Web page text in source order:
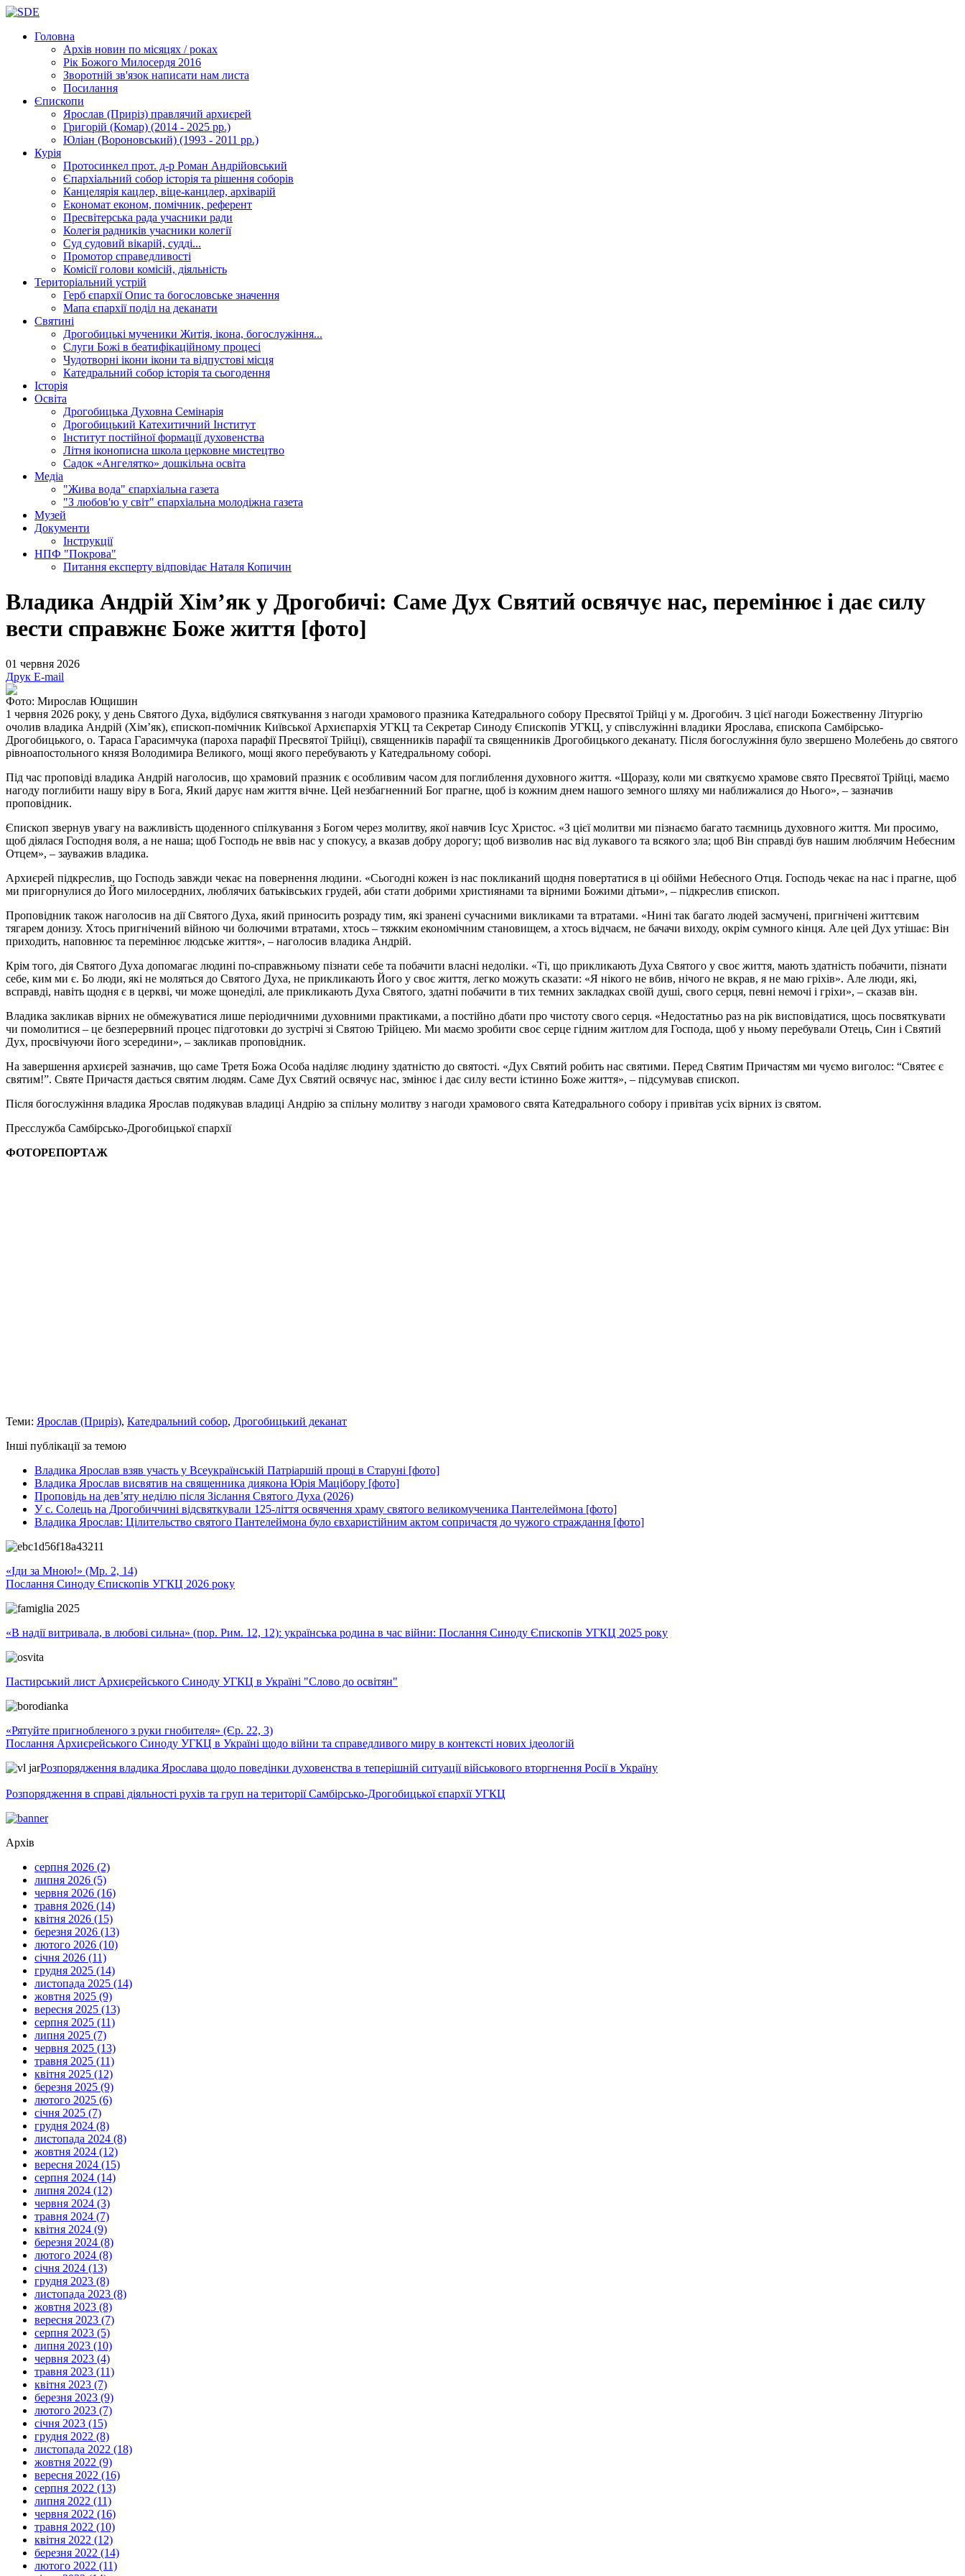
Головна
Архів новин по місяцях / роках
Рік Божого Милосердя 2016
Зворотній зв'язок написати нам листа
Посилання
Єпископи
Ярослав (Приріз) правлячий архиєрей
Григорій (Комар) (2014 - 2025 рр.)
Юліан (Вороновський) (1993 - 2011 рр.)
Курія
Протосинкел прот. д-р Роман Андрійовський
Єпархіальний собор історія та рішення соборів
Канцелярія кацлер, віце-канцлер, архіварій
Економат економ, помічник, референт
Пресвітерська рада учасники ради
Колегія радників учасники колегії
Суд судовий вікарій, судді...
Промотор справедливості
Комісіїголови комісій, діяльність
Територіальний устрій
Герб єпархіїОпис та богословське значення
Мапа єпархіїподіл на деканати
Святині
Дрогобицькі мученики Житія, ікона, богослужіння...
Слуги Божі в беатифікаційному процесі
Чудотворні ікони ікони та відпустові місця
Катедральний собор історія та сьогодення
Історія
Освіта
Дрогобицька Духовна Семінарія
Дрогобицький Катехитичний Інститут
Інститут постійної формації духовенства
Літня іконописна школа церковне мистецтво
Садок «Ангелятко» дошкільна освіта
Медіа
"Жива вода" єпархіальна газета
"З любов'ю у світ" єпархіальна молодіжна газета
Музей
Документи
Інструкції
НПФ "Покрова"
Питання експерту відповідає Наталя Копичин
Владика Андрій Хім’як у Дрогобичі: Саме Дух Святий освячує нас, перемінює і дає силу
вести справжнє Боже життя [фото]
01 червня 2026
Друк E-mail
Фото: Мирослав Ющишин
1 червня 2026 року, у день Святого Духа, відбулися святкування з нагоди храмового празника Катедрального собору Пресвятої Трійці у м. Дрогобич. З цієї нагоди Божественну Літургію
очолив владика Андрій (Хім’як), єпископ-помічник Київської Архиєпархія УГКЦ та Секретар Синоду Єпископів УГКЦ, у співслужінні владики Ярослава, єпископа Самбірсько-
Дрогобицького, о. Тараса Гарасимчука (пароха парафії Пресвятої Трійці), священників парафії та священників Дрогобицького деканату. Після богослужіння було звершено Молебень до святого
рівноапостольного князя Володимира Великого, мощі якого перебувають у Катедральному соборі.
Під час проповіді владика Андрій наголосив, що храмовий празник є особливим часом для поглиблення духовного життя. «Щоразу, коли ми святкуємо храмове свято Пресвятої Трійці, маємо
нагоду поглибити нашу віру в Бога, Який дарує нам життя вічне. Цей незбагненний Бог прагне, щоб із кожним днем нашого земного шляху ми наближалися до Нього», – зазначив
проповідник.
Єпископ звернув увагу на важливість щоденного спілкування з Богом через молитву, якої навчив Ісус Христос. «З цієї молитви ми пізнаємо багато таємниць духовного життя. Ми просимо,
щоб діялася Господня воля, а не наша; щоб Господь не ввів нас у спокусу, а вказав добру дорогу; щоб визволив нас від лукавого та всякого зла; щоб Він справді був нашим люблячим Небесним
Отцем», – зауважив владика.
Архиєрей підкреслив, що Господь завжди чекає на повернення людини. «Сьогодні кожен із нас покликаний щодня повертатися в ці обійми Небесного Отця. Господь чекає на нас і прагне, щоб
ми пригорнулися до Його милосердних, люблячих батьківських грудей, аби стати добрими християнами та вірними Божими дітьми», – підкреслив єпископ.
Проповідник також наголосив на дії Святого Духа, який приносить розраду тим, які зранені сучасними викликами та втратами. «Нині так багато людей засмучені, пригнічені життєвим
тягарем донизу. Хтось пригнічений війною чи болючими втратами, хтось – тяжким економічним становищем, а хтось відчаєм, не бачачи виходу, окрім сумного кінця. Але цей Дух утішає: Він
приходить, наповнює та перемінює людське життя», – наголосив владика Андрій.
Крім того, дія Святого Духа допомагає людині по-справжньому пізнати себе та побачити власні недоліки. «Ті, що прикликають Духа Святого у своє життя, мають здатність побачити, пізнати
себе, ким ми є. Бо люди, які не моляться до Святого Духа, не прикликають Його у своє життя, легко можуть сказати: «Я нікого не вбив, нічого не вкрав, я не маю гріхів». Але люди, які,
всправді, навіть щодня є в церкві, чи може щонеділі, але прикликають Духа Святого, здатні побачити в тих темних закладках своїй душі, свого серця, певні немочі і гріхи», – сказав він.
Владика закликав вірних не обмежуватися лише періодичними духовними практиками, а постійно дбати про чистоту свого серця. «Недостатньо раз на рік висповідатися, щось посвяткувати
чи помолитися – це безперервний процес підготовки до зустрічі зі Святою Трійцею. Ми маємо зробити своє серце гідним житлом для Господа, щоб у ньому перебували Отець, Син і Святий
Дух, просвічуючи його зсередини», – закликав проповідник.
На завершення архиєрей зазначив, що саме Третя Божа Особа наділяє людину здатністю до святості. «Дух Святий робить нас святими. Перед Святим Причастям ми чуємо виголос: “Святеє є
святим!”. Святе Причастя дається святим людям. Саме Дух Святий освячує нас, змінює і дає силу вести істинно Боже життя», – підсумував єпископ.
Після богослужіння владика Ярослав подякував владиці Андрію за спільну молитву з нагоди храмового свята Катедрального собору і привітав усіх вірних із святом.
Пресслужба Самбірсько-Дрогобицької єпархії
ФОТОРЕПОРТАЖ
Теми: Ярослав (Приріз), Катедральний собор, Дрогобицький деканат
Інші публікації за темою
Владика Ярослав взяв участь у Всеукраїнській Патріаршій прощі в Старуні [фото]
Владика Ярослав висвятив на священника диякона Юрія Мацібору [фото]
Проповідь на дев’яту неділю після Зіслання Святого Духа (2026)
У с. Солець на Дрогобиччині відсвяткували 125-ліття освячення храму святого великомученика Пантелеймона [фото]
Владика Ярослав: Цілительство святого Пантелеймона було євхаристійним актом сопричастя до чужого страждання [фото]
«Іди за Мною!» (Мр. 2, 14)
Послання Синоду Єпископів УГКЦ 2026 року
«В надії витривала, в любові сильна» (пор. Рим. 12, 12): українська родина в час війни: Послання Синоду Єпископів УГКЦ 2025 року
Пастирський лист Архиєрейського Синоду УГКЦ в Україні "Слово до освітян"
«Рятуйте пригнобленого з руки гнобителя» (Єр. 22, 3)
Послання Архиєрейського Синоду УГКЦ в Україні щодо війни та справедливого миру в контексті нових ідеологій
Розпорядження владика Ярослава щодо поведінки духовенства в теперішній ситуації військового вторгнення Росії в Україну
Розпорядження в справі діяльності рухів та груп на території Самбірсько-Дрогобицької єпархії УГКЦ
Архів
серпня 2026 (2)
липня 2026 (5)
червня 2026 (16)
травня 2026 (14)
квітня 2026 (15)
березня 2026 (13)
лютого 2026 (10)
січня 2026 (11)
грудня 2025 (14)
листопада 2025 (14)
жовтня 2025 (9)
вересня 2025 (13)
серпня 2025 (11)
липня 2025 (7)
червня 2025 (13)
травня 2025 (11)
квітня 2025 (12)
березня 2025 (9)
лютого 2025 (6)
січня 2025 (7)
грудня 2024 (8)
листопада 2024 (8)
жовтня 2024 (12)
вересня 2024 (15)
серпня 2024 (14)
липня 2024 (12)
червня 2024 (3)
травня 2024 (7)
квітня 2024 (9)
березня 2024 (8)
лютого 2024 (8)
січня 2024 (13)
грудня 2023 (8)
листопада 2023 (8)
жовтня 2023 (8)
вересня 2023 (7)
серпня 2023 (5)
липня 2023 (10)
червня 2023 (4)
травня 2023 (11)
квітня 2023 (7)
березня 2023 (9)
лютого 2023 (7)
січня 2023 (15)
грудня 2022 (8)
листопада 2022 (18)
жовтня 2022 (9)
вересня 2022 (16)
серпня 2022 (13)
липня 2022 (11)
червня 2022 (16)
травня 2022 (10)
квітня 2022 (12)
березня 2022 (14)
лютого 2022 (11)